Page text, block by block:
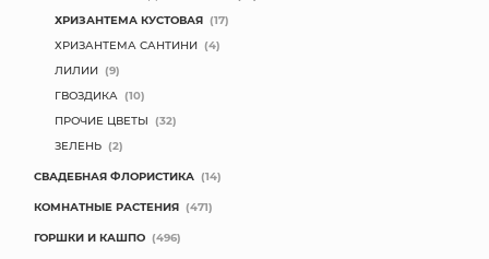
ХРИЗАНТЕМА КУСТОВАЯ (17)
ХРИЗАНТЕМА САНТИНИ (4)
ЛИЛИИ (9)
ГВОЗДИКА (10)
ПРОЧИЕ ЦВЕТЫ (32)
ЗЕЛЕНЬ (2)
СВАДЕБНАЯ ФЛОРИСТИКА (14)
КОМНАТНЫЕ РАСТЕНИЯ (471)
ГОРШКИ И КАШПО (496)